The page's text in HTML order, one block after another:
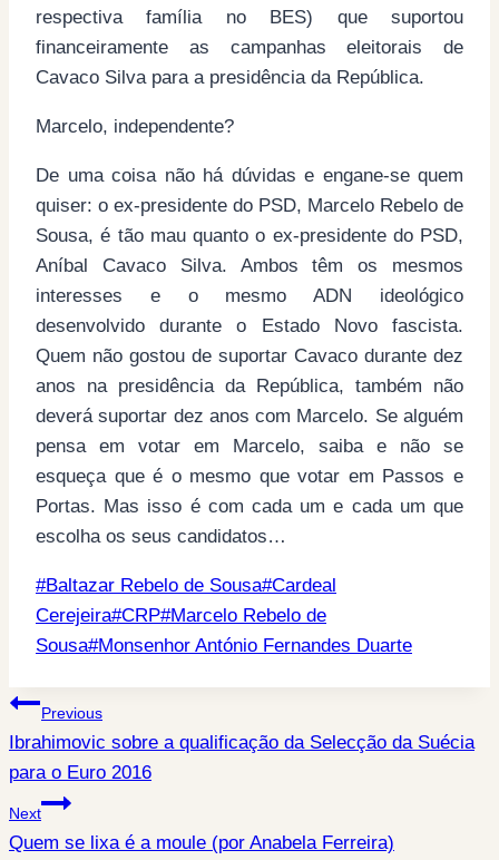
respectiva família no BES) que suportou
financeiramente as campanhas eleitorais de
Cavaco Silva para a presidência da República.
Marcelo, independente?
De uma coisa não há dúvidas e engane-se quem
quiser: o ex-presidente do PSD, Marcelo Rebelo de
Sousa, é tão mau quanto o ex-presidente do PSD,
Aníbal Cavaco Silva. Ambos têm os mesmos
interesses e o mesmo ADN ideológico
desenvolvido durante o Estado Novo fascista.
Quem não gostou de suportar Cavaco durante dez
anos na presidência da República, também não
deverá suportar dez anos com Marcelo. Se alguém
pensa em votar em Marcelo, saiba e não se
esqueça que é o mesmo que votar em Passos e
Portas. Mas isso é com cada um e cada um que
escolha os seus candidatos…
Post
Tags:
#Baltazar Rebelo de Sousa#Cardeal
Cerejeira#CRP#Marcelo Rebelo de
Sousa#Monsenhor António Fernandes Duarte
Post
navigation
Previous
Ibrahimovic sobre a qualificação da Selecção da Suécia
para o Euro 2016
Next
Quem se lixa é a moule (por Anabela Ferreira)